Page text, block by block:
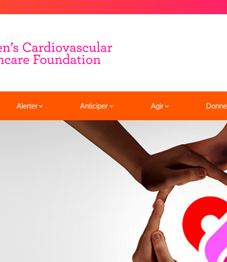
Alerter Anticiper Agir